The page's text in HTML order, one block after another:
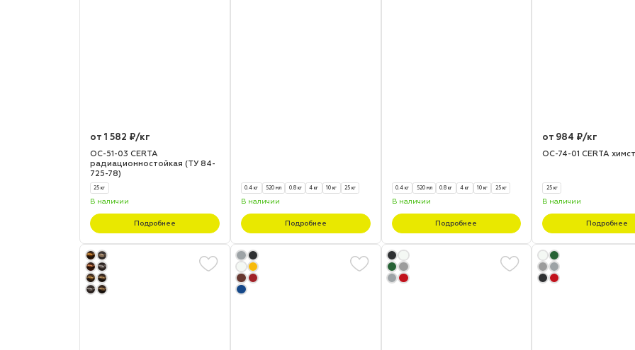
от 1 582 ₽/кг
ОС-51-03 CERTA
радиационностойкая (ТУ 84-
725-78)
25 кг
В наличии
Подробнее
0.4 кг 520 мл 0.8 кг 4 кг 10 кг 25 кг
В наличии
Подробнее
0.4 кг 520 мл 0.8 кг 4 кг 10 кг 25 кг
В наличии
Подробнее
от 984 ₽/кг
ОС-74-01 CERTA
25 кг
В наличии
Подробнее